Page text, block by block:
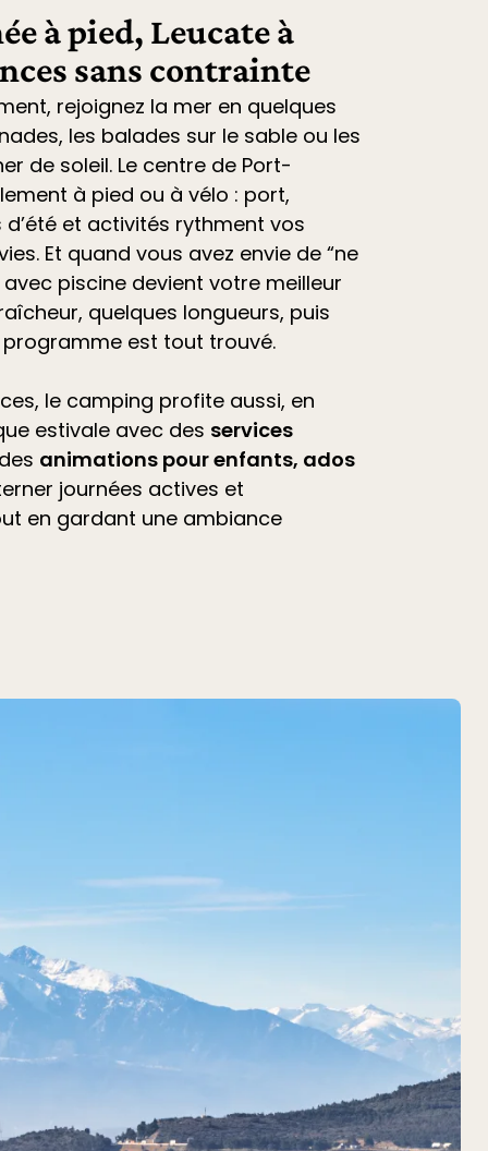
à pied, Leucate à
sans contrainte
rejoignez la mer en quelques
les balades sur le sable ou les
de soleil. Le centre de Port-
à pied ou à vélo : port,
et activités rythment vos
Et quand vous avez envie de “ne
piscine devient votre meilleur
quelques longueurs, puis
est tout trouvé.
le camping profite aussi, en
estivale avec des services
animations pour enfants, ados
journées actives et
en gardant une ambiance